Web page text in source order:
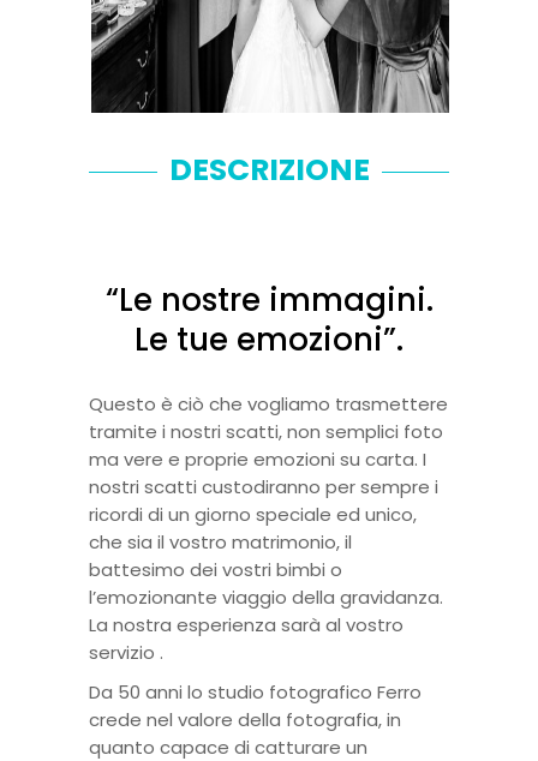
DESCRIZIONE
“Le nostre immagini.
Le tue emozioni”.
Questo è ciò che vogliamo trasmettere
tramite i nostri scatti, non semplici foto
ma vere e proprie emozioni su carta. I
nostri scatti custodiranno per sempre i
ricordi di un giorno speciale ed unico,
che sia il vostro matrimonio, il
battesimo dei vostri bimbi o
l’emozionante viaggio della gravidanza.
La nostra esperienza sarà al vostro
servizio .
Da 50 anni lo studio fotografico Ferro
crede nel valore della fotografia, in
quanto capace di catturare un